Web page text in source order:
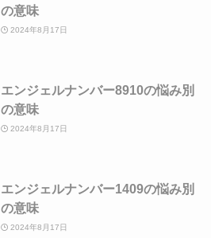
の意味
2024年8月17日
エンジェルナンバー8910の悩み別
の意味
2024年8月17日
エンジェルナンバー1409の悩み別
の意味
2024年8月17日